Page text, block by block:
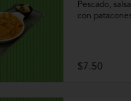
Pescado,
con
$7.50